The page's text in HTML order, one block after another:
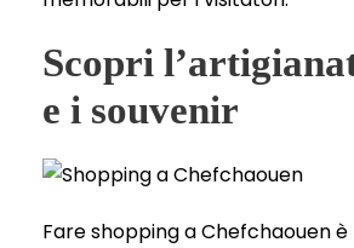
Scopri
e i souvenir
Fare shopping a Chefchaouen